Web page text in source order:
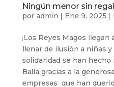
Ningún menor sin
por admin | Ene 9, 2025 |
¡Los Reyes Magos llegan
llenar de ilusión a niñas y
solidaridad se han hecho
Balia gracias a la
empresas que han